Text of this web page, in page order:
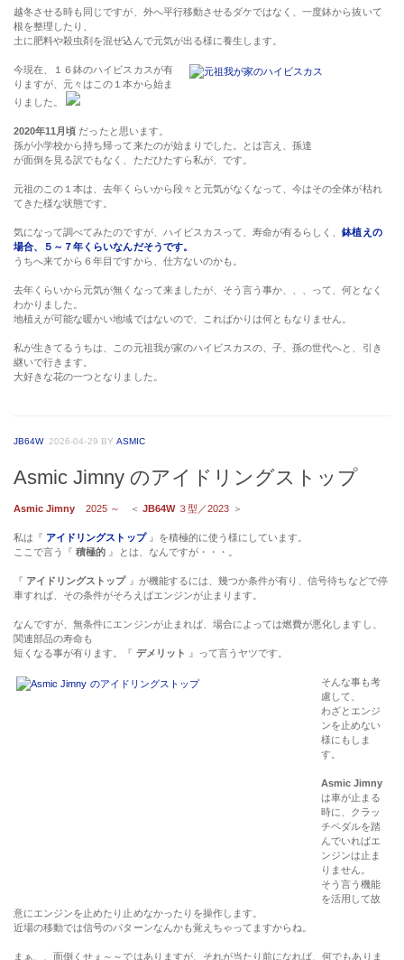
越冬させる時も同じですが、外へ平行移動させるダケではなく、一度鉢から抜いて
根を整理したり、
土に肥料や殺虫剤を混ぜ込んで元気が出る様に養生します。
今現在、１６鉢のハイビスカスが有
りますが、元々はこの１本から始ま
りました。
2020年11月頃 だったと思います。
孫が小学校から持ち帰って来たのが始まりでした。とは言え、孫達
が面倒を見る訳でもなく、ただひたすら私が、です。
元祖のこの１本は、去年くらいから段々と元気がなくなって、今はその全体が枯れ
てきた様な状態です。
気になって調べてみたのですが、ハイビスカスって、寿命が有るらしく、鉢植えの
場合、５～７年くらいなんだそうです。
うちへ来てから６年目ですから、仕方ないのかも。
去年くらいから元気が無くなって来ましたが、そう言う事か、、、って、何となく
わかりました。
地植えが可能な暖かい地域ではないので、こればかりは何ともなりません。
私が生きてるうちは、この元祖我が家のハイビスカスの、子、孫の世代へと、引き
継いで行きます。
大好きな花の一つとなりました。
JB64W 2026-04-29 BY ASMIC
Asmic Jimny のアイドリングストップ
Asmic Jimny 2025 ～ ＜ JB64W３型／2023 ＞
私は『 アイドリングストップ』を積極的に使う様にしています。
ここで言う『積極的 』とは、なんですが・・・。
『 アイドリングストップ』が機能するには、幾つか条件が有り、信号待ちなどで停
車すれば、その条件がそろえばエンジンが止まります。
なんですが、無条件にエンジンが止まれば、場合によっては燃費が悪化しますし、
関連部品の寿命も
短くなる事が有ります。『 デメリット 』って言うヤツです。
そんな事も考
慮して、
わざとエンジ
ンを止めない
様にもしま
す。
Asmic Jimny
は車が止まる
時に、クラッ
チペダルを踏
んでいればエ
ンジンは止ま
りません。
そう言う機能
を活用して故
意にエンジンを止めたり止めなかったりを操作します。
近場の移動では信号のパターンなんかも覚えちゃってますからね。
まぁ、、面倒くせぇ～～ではありますが、それが当たり前になれば、何でもありま